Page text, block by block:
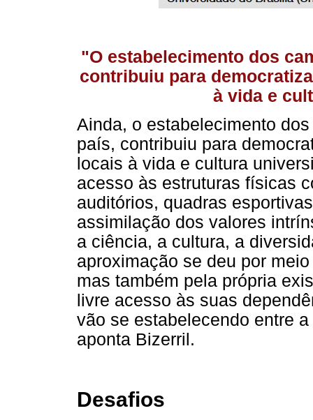
"O estabelecimento dos
contribuiu para
à vida e
Ainda, o estabelecimento
país, contribuiu para
locais à vida e cultura
acesso às estruturas físicas
auditórios, quadras
assimilação dos valores
a ciência, a cultura, a
aproximação se deu por
mas também pela própria
livre acesso às suas
vão se estabelecendo entre
aponta Bizerril.
Desafios